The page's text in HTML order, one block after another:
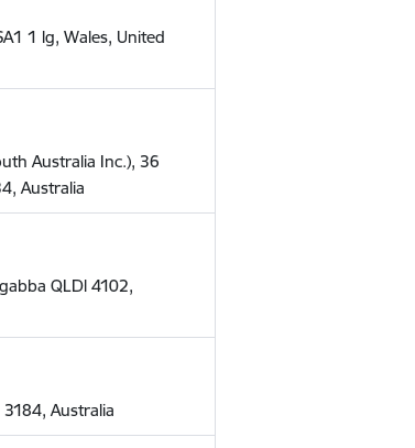
1 lg, Wales, United
Australia Inc.), 36
Australia
QLDl 4102,
Australia